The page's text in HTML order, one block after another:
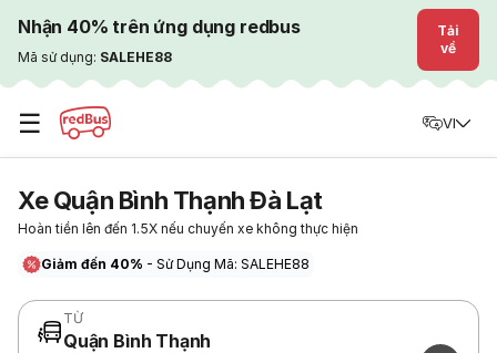
Nhận 40% trên ứng dụng redbus
Mã sử dụng: SALEHE88
Tải
về
☰ VI
Xe Quận Bình Thạnh Đà Lạt
Hoàn tiền lên đến 1.5X nếu chuyến xe không thực hiện
Giảm đến 40% - Sử Dụng Mã: SALEHE88
TỪ
Quận Bình Thạnh